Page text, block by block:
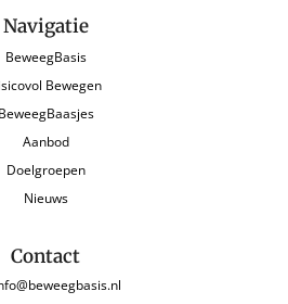
Navigatie
BeweegBasis
Bewegen
BeweegBaasjes
Aanbod
Doelgroepen
Nieuws
Contact